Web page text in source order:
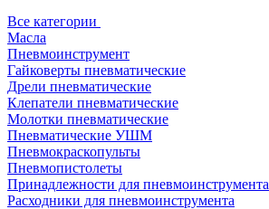
Все категории
Масла
Пневмоинструмент
Гайковерты пневматические
Дрели пневматические
Клепатели пневматические
Молотки пневматические
Пневматические УШМ
Пневмокраскопульты
Пневмопистолеты
Принадлежности для пневмоинструмента
Расходники для пневмоинструмента